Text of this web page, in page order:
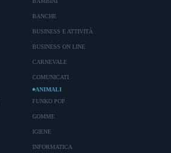
BANCHE
BUSINESS E ATTIVITÀ
BUSINESS ON LINE
CARNEVALE
COMUNICATI
ANIMALI
FUNKO POP
GOMME
IGIENE
INFORMATICA